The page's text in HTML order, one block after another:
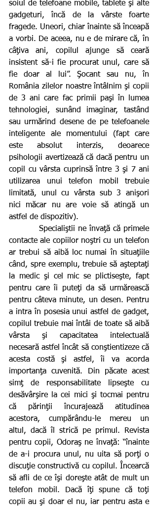
soiul de telefoane mobile, tablete şi alte
gadgeturi, încă de la vârste foarte
fragede. Uneori, chiar înainte să înceapă
a vorbi. De aceea, nu e de mirare că, în
câţiva ani, copilul ajunge să ceară
insistent să-i fie procurat unul, care să
fie doar al lui”. Şocant sau nu, în
România zilelor noastre întâlnim şi copii
de 3 ani care fac primii paşi în lumea
tehnologiei, sunând imaginar, tastând
sau urmărind desene de pe telefoanele
inteligente ale momentului (fapt care
este absolut interzis, deoarece
psihologii avertizează că dacă pentru un
copil cu vârsta cuprinsă între 3 şi 7 ani
utilizarea unui telefon mobil trebuie
limitată, unul cu vârsta sub 3 anişori
nici măcar nu are voie să atingă un
astfel de dispozitiv).
contacte ale copiilor noştri cu un telefon
ar trebui să aibă loc numai în situaţiile
când, spre exemplu, trebuie să aşteptaţi
la medic şi cel mic se plictiseşte, fapt
pentru care îi puteţi da să urmărească
pentru câteva minute, un desen. Pentru
a intra în posesia unui astfel de gadget,
copilul trebuie mai întâi de toate să aibă
vârsta şi capacitatea intelectuală
necesară astfel încât să conştientizeze că
acesta costă şi astfel, îi va acorda
importanţa cuvenită. Din păcate acest
simţ de responsabilitate lipseşte cu
desăvârşire la cei mici şi tocmai pentru
că părinţii încurajează atitudinea
acestora, cumpărându-le mereu un
altul, dacă îl strică pe primul. Revista
pentru copii, Odoraş ne învaţă: “înainte
de a-i procura unul, nu uita să porţi o
discuţie constructivă cu copilul. Încearcă
să afli de ce îşi doreşte atât de mult un
telefon mobil. Dacă îţi spune că toţi
copii au şi doar el nu, iar pentru asta e